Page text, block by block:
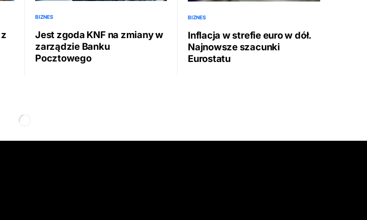
BIZNES
Jest zgoda KNF na zmiany w
zarządzie Banku
Pocztowego
BIZNES
Inflacja w strefie euro w dół.
Najnowsze szacunki
Eurostatu